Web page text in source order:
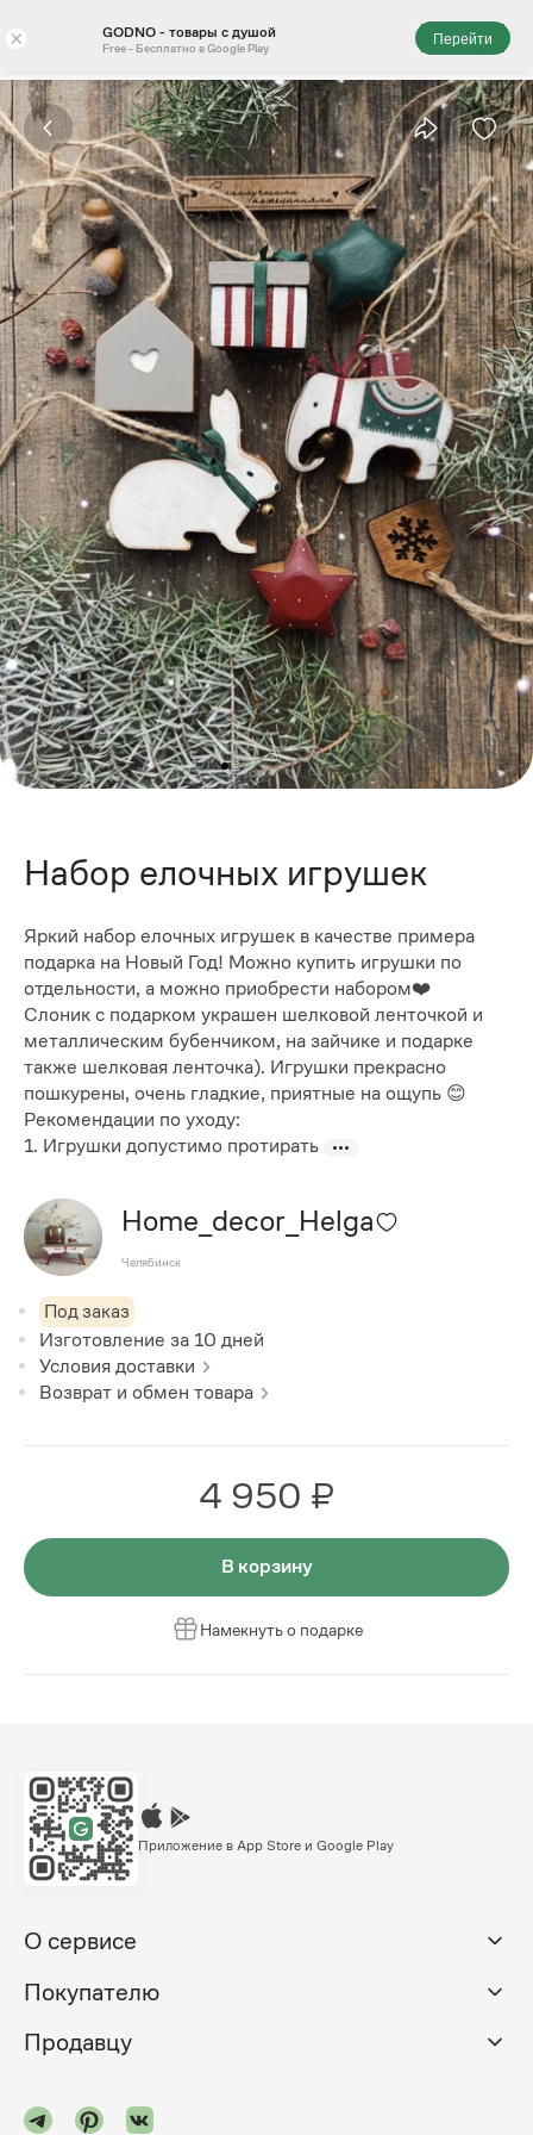
× GODNO - товары с душой
Free - Бесплатно в Google Play
Перейти
Набор елочных игрушек
Яркий набор елочных игрушек в качестве примера
подарка на Новый Год! Можно купить игрушки по
отдельности, а можно приобрести набором❤️
Слоник с подарком украшен шелковой ленточкой и
металлическим бубенчиком, на зайчике и подарке
также шелковая ленточка). Игрушки прекрасно
пошкурены, очень гладкие, приятные на ощупь 😊
Рекомендации по уходу:
1. Игрушки допустимо протирать
Home_decor_Helga
Челябинск
Под заказ
Изготовление за 10 дней
Условия доставки
Возврат и обмен товара
4 950 ₽
В корзину
Намекнуть о подарке
Приложение в App Store и Google Play
О сервисе
Покупателю
Продавцу